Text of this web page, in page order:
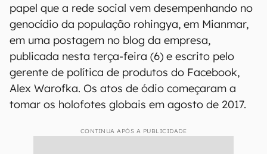
papel que a rede social vem desempenhando no
genocídio da população rohingya, em Mianmar,
em uma postagem no blog da empresa,
publicada nesta terça-feira (6) e escrito pelo
gerente de política de produtos do Facebook,
Alex Warofka. Os atos de ódio começaram a
tomar os holofotes globais em agosto de 2017.
CONTINUA APÓS A PUBLICIDADE